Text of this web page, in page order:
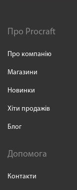
Про Procraft
Про компанію
Магазини
Новинки
Хіти продажів
Блог
Допомога
Контакти